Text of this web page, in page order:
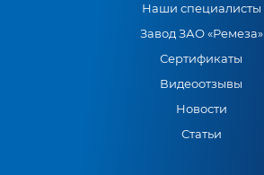
Наши специалисты
Завод ЗАО «Ремеза»
Сертификаты
Видеоотзывы
Новости
Статьи